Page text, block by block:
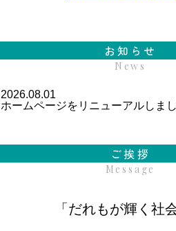
お知らせ
News
2026.08.01
ホームページをリニューアルしま
ご挨拶
Message
「だれもが輝く社